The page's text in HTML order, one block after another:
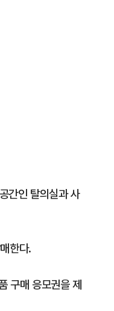
간인 탈의실과 사
한다.
구매 응모권을 제